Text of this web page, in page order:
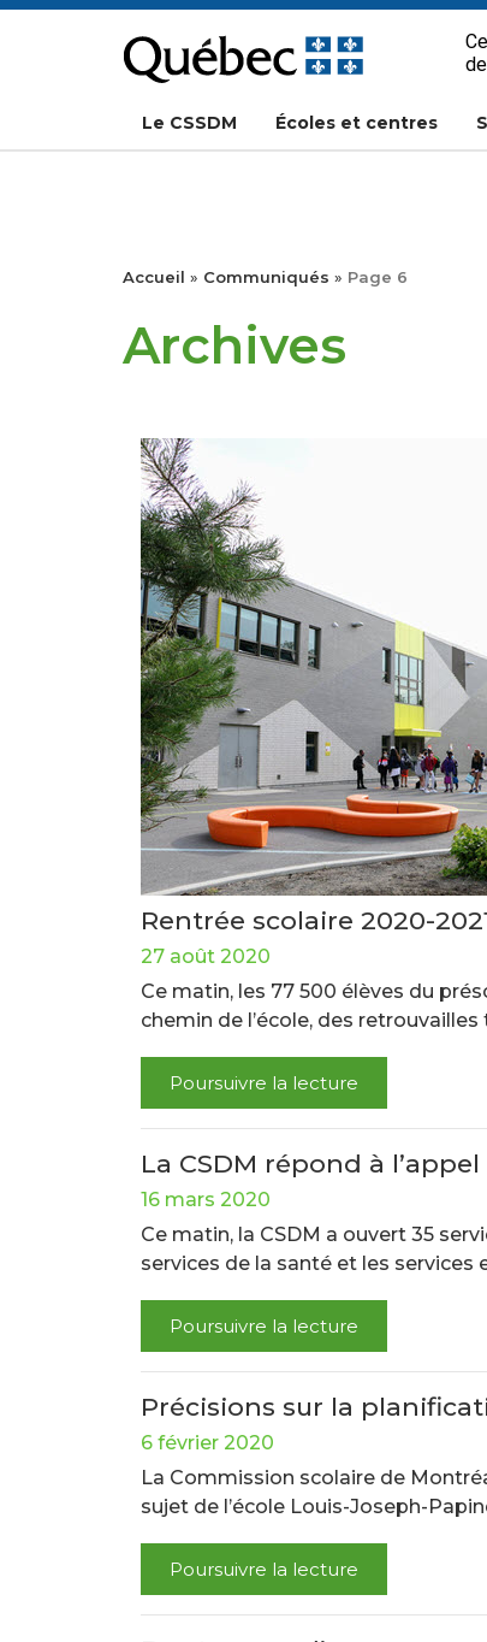
au
contenu
Le CSSDM Écoles et centres
Accueil » Communiqués » Page 6
Archives
Rentrée scolaire 2020-
27 août 2020
Ce matin, les 77 500 élèves du
chemin de l’école, des
Poursuivre la lecture
La CSDM répond à
16 mars 2020
Ce matin, la CSDM a ouvert 35
services de la santé et les services
Poursuivre la lecture
Précisions sur la
6 février 2020
La Commission scolaire de
sujet de l’école Louis-Joseph-
Poursuivre la lecture